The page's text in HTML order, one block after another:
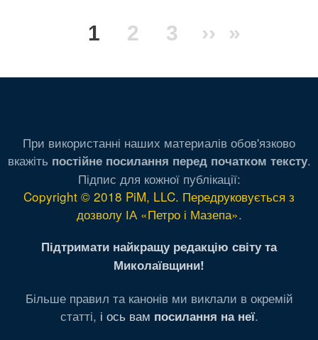
Поточна
1 Сторінка
2 Сторінка
3
Наступна
››
Остання
»
При використанні наших материалів обов'язково
вкажіть постійне посилання перед початком тексту.
Підпис для кожної публікації:
Copyright © 2018 PiM, LLC. Передруковується з
дозволу ІА «Петро і Мазепа».
Підтримати найкращу редакцію світу та
Миколаївщини!
Більше правил та канонів ми виклали в окремій
статті, і ось вам посилання на неї.